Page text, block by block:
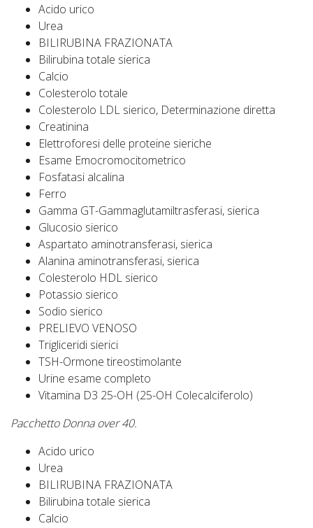
Acido urico
Urea
BILIRUBINA FRAZIONATA
Bilirubina totale sierica
Calcio
Colesterolo totale
Colesterolo LDL sierico, Determinazione diretta
Creatinina
Elettroforesi delle proteine sieriche
Esame Emocromocitometrico
Fosfatasi alcalina
Ferro
Gamma GT-Gammaglutamiltrasferasi, sierica
Glucosio sierico
Aspartato aminotransferasi, sierica
Alanina aminotransferasi, sierica
Colesterolo HDL sierico
Potassio sierico
Sodio sierico
PRELIEVO VENOSO
Trigliceridi sierici
TSH-Ormone tireostimolante
Urine esame completo
Vitamina D3 25-OH (25-OH Colecalciferolo)
Pacchetto Donna over 40.
Acido urico
Urea
BILIRUBINA FRAZIONATA
Bilirubina totale sierica
Calcio